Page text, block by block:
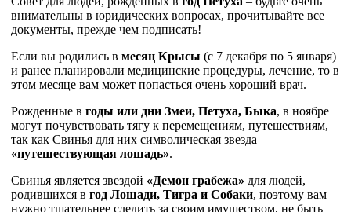
внимательны в юридических вопросах, прочитывайте все
документы, прежде чем подписать!
Если вы родились в месяц Крысы (с 7 декабря по 5 января)
и ранее планировали медицинские процедуры, лечение, то в
этом месяце вам может попасться очень хороший врач.
Рожденные в годы или дни Змеи, Петуха, Быка, в ноябре
могут почувствовать тягу к перемещениям, путешествиям,
так как Свинья для них символическая звезда
«путешествующая лошадь».
Свинья является звездой «Демон грабежа» для людей,
родившихся в год Лошади, Тигра и Собаки, поэтому вам
нужно тщательнее следить за своим имуществом, не быть